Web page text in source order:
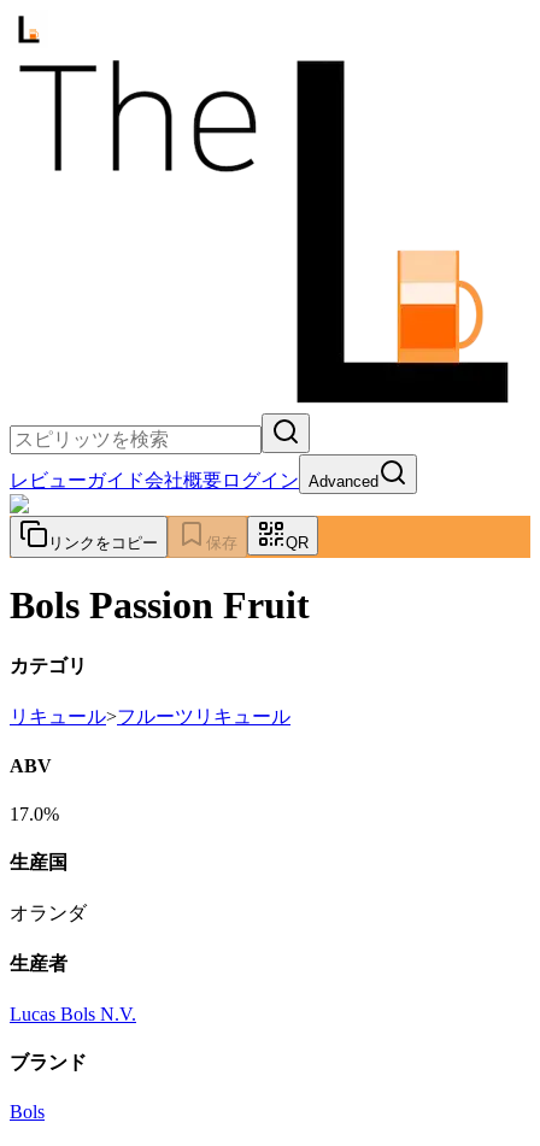
レビューガイド会社概要ログイン Advanced
リンクをコピー 保存 QR
Bols Passion Fruit
カテゴリ
リキュール>フルーツリキュール
ABV
17.0%
生産国
オランダ
生産者
Lucas Bols N.V.
ブランド
Bols